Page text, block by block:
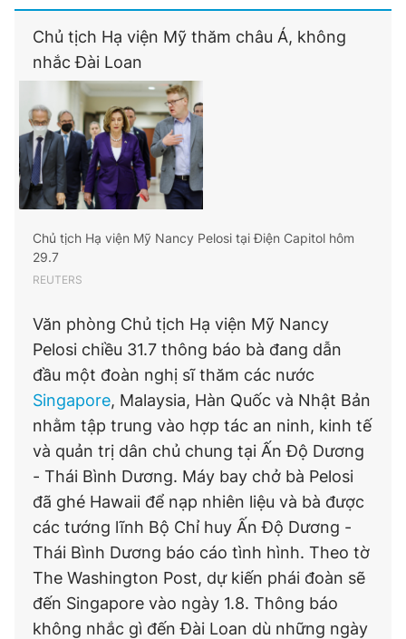
Chủ tịch Hạ viện Mỹ thăm châu Á, không
nhắc Đài Loan
Chủ tịch Hạ viện Mỹ Nancy Pelosi tại Điện Capitol hôm
29.7
REUTERS
Văn phòng Chủ tịch Hạ viện Mỹ Nancy
Pelosi chiều 31.7 thông báo bà đang dẫn
đầu một đoàn nghị sĩ thăm các nước
Singapore, Malaysia, Hàn Quốc và Nhật Bản
nhằm tập trung vào hợp tác an ninh, kinh tế
và quản trị dân chủ chung tại Ấn Độ Dương
- Thái Bình Dương. Máy bay chở bà Pelosi
đã ghé Hawaii để nạp nhiên liệu và bà được
các tướng lĩnh Bộ Chỉ huy Ấn Độ Dương -
Thái Bình Dương báo cáo tình hình. Theo tờ
The Washington Post, dự kiến phái đoàn sẽ
đến Singapore vào ngày 1.8. Thông báo
không nhắc gì đến Đài Loan dù những ngày